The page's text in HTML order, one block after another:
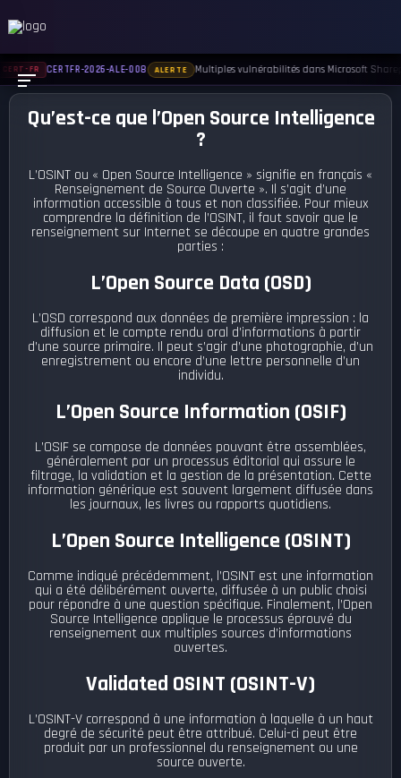
Qu’est-ce que l’Open Source Intelligence
?
L’OSINT ou « Open Source Intelligence » signifie en français «
Renseignement de Source Ouverte ». Il s’agit d’une
information accessible à tous et non classifiée. Pour mieux
comprendre la définition de l’OSINT, il faut savoir que le
renseignement sur Internet se découpe en quatre grandes
parties :
L’Open Source Data (OSD)
L’OSD correspond aux données de première impression : la
diffusion et le compte rendu oral d’informations à partir
d’une source primaire. Il peut s’agir d’une photographie, d’un
enregistrement ou encore d’une lettre personnelle d’un
individu.
L’Open Source Information (OSIF)
L’OSIF se compose de données pouvant être assemblées,
généralement par un processus éditorial qui assure le
filtrage, la validation et la gestion de la présentation. Cette
information générique est souvent largement diffusée dans
les journaux, les livres ou rapports quotidiens.
L’Open Source Intelligence (OSINT)
Comme indiqué précédemment, l’OSINT est une information
qui a été délibérément ouverte, diffusée à un public choisi
pour répondre à une question spécifique. Finalement, l’Open
Source Intelligence applique le processus éprouvé du
renseignement aux multiples sources d’informations
ouvertes.
Validated OSINT (OSINT-V)
L’OSINT-V correspond à une information à laquelle à un haut
degré de sécurité peut être attribué. Celui-ci peut être
produit par un professionnel du renseignement ou une
source ouverte.
CERT-FR CERTFR-2026-ALE-008 ALERTE Multiples vulnérabilités dans Microsoft